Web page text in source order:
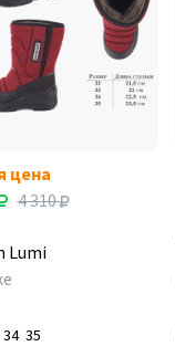
цена
4 310
Lumi
34 35